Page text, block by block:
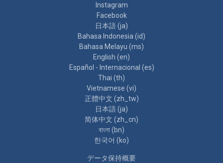
Instagram
Facebook
日本語 ‎(ja)‎
Bahasa Indonesia ‎(id)‎
Bahasa Melayu ‎(ms)‎
English ‎(en)‎
Español - Internacional ‎(es)‎
Thai ‎(th)‎
Vietnamese ‎(vi)‎
正體中文 ‎(zh_tw)‎
日本語 ‎(ja)‎
简体中文 ‎(zh_cn)‎
বাংলা ‎(bn)‎
한국어 ‎(ko)‎
データ保持概要